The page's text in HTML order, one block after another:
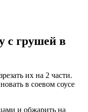
с грушей в
их на 2 части.
в соевом соусе
и обжарить на